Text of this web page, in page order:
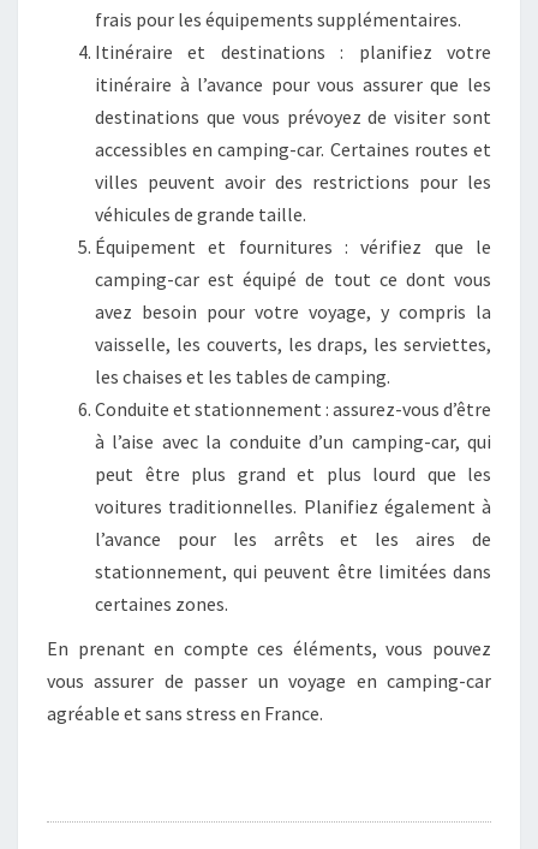
frais pour les équipements supplémentaires.
Itinéraire et destinations : planifiez votre
itinéraire à l’avance pour vous assurer que les
destinations que vous prévoyez de visiter sont
accessibles en camping-car. Certaines routes et
villes peuvent avoir des restrictions pour les
véhicules de grande taille.
Équipement et fournitures : vérifiez que le
camping-car est équipé de tout ce dont vous
avez besoin pour votre voyage, y compris la
vaisselle, les couverts, les draps, les serviettes,
les chaises et les tables de camping.
Conduite et stationnement : assurez-vous d’être
à l’aise avec la conduite d’un camping-car, qui
peut être plus grand et plus lourd que les
voitures traditionnelles. Planifiez également à
l’avance pour les arrêts et les aires de
stationnement, qui peuvent être limitées dans
certaines zones.
En prenant en compte ces éléments, vous pouvez
vous assurer de passer un voyage en camping-car
agréable et sans stress en France.